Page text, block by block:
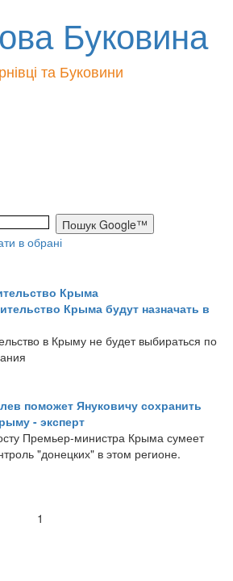
Буковина
та Буковини
в обрані
Крыма
Крыма будут назначать в
в Крыму не будет выбираться по
поможет Януковичу сохранить
- эксперт
Премьер-министра Крыма сумеет
"донецких" в этом регионе.
1